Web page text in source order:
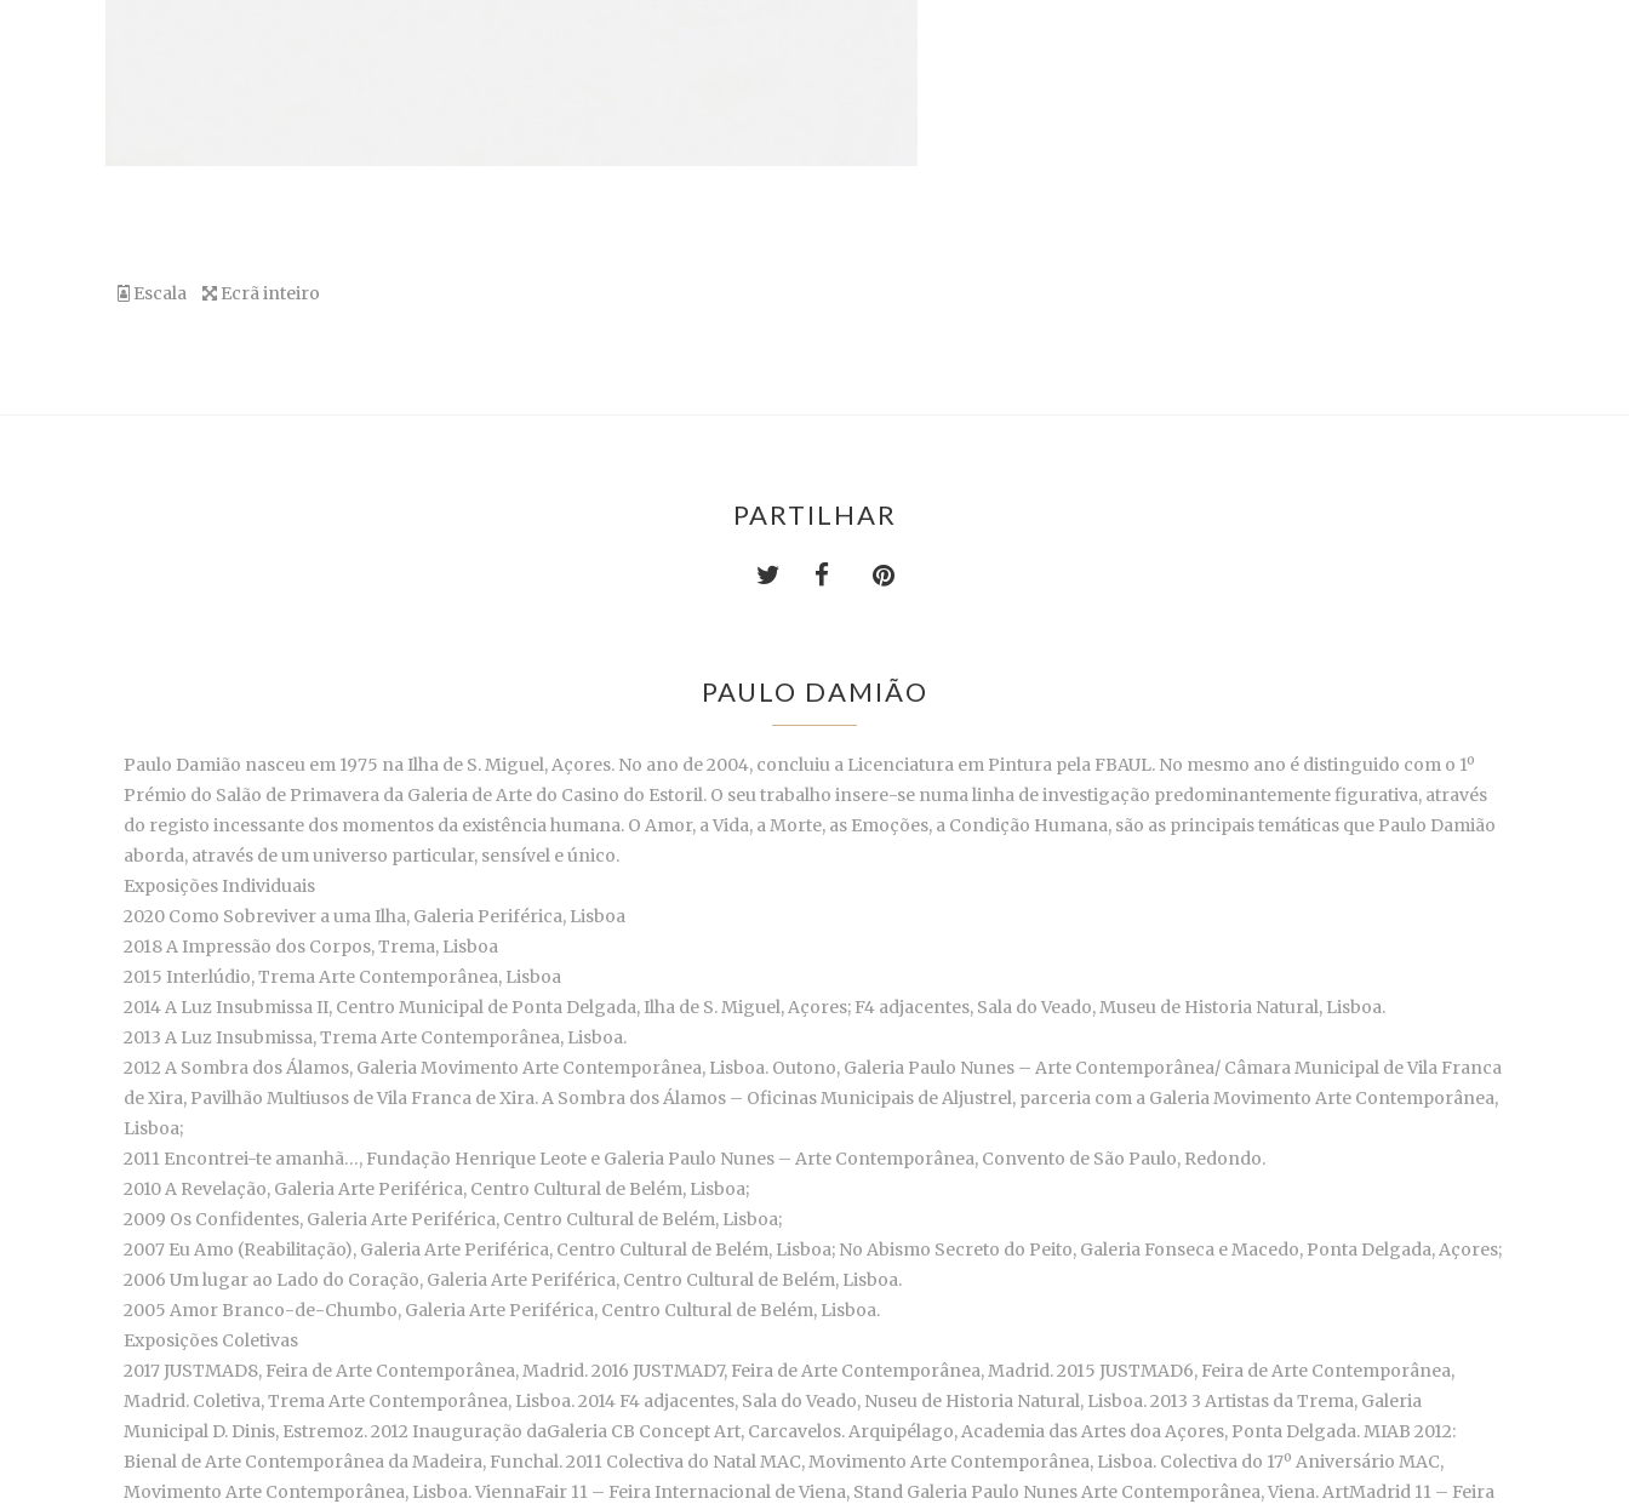
Escala Ecrã inteiro
PARTILHAR
PAULO DAMIÃO
Paulo Damião nasceu em 1975 na Ilha de S. Miguel, Açores. No ano de 2004, concluiu a Licenciatura em Pintura pela FBAUL. No mesmo ano é distinguido com o 1º
Prémio do Salão de Primavera da Galeria de Arte do Casino do Estoril. O seu trabalho insere-se numa linha de investigação predominantemente figurativa, através
do registo incessante dos momentos da existência humana. O Amor, a Vida, a Morte, as Emoções, a Condição Humana, são as principais temáticas que Paulo Damião
aborda, através de um universo particular, sensível e único.
Exposições Individuais
2020 Como Sobreviver a uma Ilha, Galeria Periférica, Lisboa
2018 A Impressão dos Corpos, Trema, Lisboa
2015 Interlúdio, Trema Arte Contemporânea, Lisboa
2014 A Luz Insubmissa II, Centro Municipal de Ponta Delgada, Ilha de S. Miguel, Açores; F4 adjacentes, Sala do Veado, Museu de Historia Natural, Lisboa.
2013 A Luz Insubmissa, Trema Arte Contemporânea, Lisboa.
2012 A Sombra dos Álamos, Galeria Movimento Arte Contemporânea, Lisboa. Outono, Galeria Paulo Nunes – Arte Contemporânea/ Câmara Municipal de Vila Franca
de Xira, Pavilhão Multiusos de Vila Franca de Xira. A Sombra dos Álamos – Oficinas Municipais de Aljustrel, parceria com a Galeria Movimento Arte Contemporânea,
Lisboa;
2011 Encontrei-te amanhã…, Fundação Henrique Leote e Galeria Paulo Nunes – Arte Contemporânea, Convento de São Paulo, Redondo.
2010 A Revelação, Galeria Arte Periférica, Centro Cultural de Belém, Lisboa;
2009 Os Confidentes, Galeria Arte Periférica, Centro Cultural de Belém, Lisboa;
2007 Eu Amo (Reabilitação), Galeria Arte Periférica, Centro Cultural de Belém, Lisboa; No Abismo Secreto do Peito, Galeria Fonseca e Macedo, Ponta Delgada, Açores;
2006 Um lugar ao Lado do Coração, Galeria Arte Periférica, Centro Cultural de Belém, Lisboa.
2005 Amor Branco-de-Chumbo, Galeria Arte Periférica, Centro Cultural de Belém, Lisboa.
Exposições Coletivas
2017 JUSTMAD8, Feira de Arte Contemporânea, Madrid. 2016 JUSTMAD7, Feira de Arte Contemporânea, Madrid. 2015 JUSTMAD6, Feira de Arte Contemporânea,
Madrid. Coletiva, Trema Arte Contemporânea, Lisboa. 2014 F4 adjacentes, Sala do Veado, Nuseu de Historia Natural, Lisboa. 2013 3 Artistas da Trema, Galeria
Municipal D. Dinis, Estremoz. 2012 Inauguração daGaleria CB Concept Art, Carcavelos. Arquipélago, Academia das Artes doa Açores, Ponta Delgada. MIAB 2012:
Bienal de Arte Contemporânea da Madeira, Funchal. 2011 Colectiva do Natal MAC, Movimento Arte Contemporânea, Lisboa. Colectiva do 17º Aniversário MAC,
Movimento Arte Contemporânea, Lisboa. ViennaFair 11 – Feira Internacional de Viena, Stand Galeria Paulo Nunes Arte Contemporânea, Viena. ArtMadrid 11 – Feira